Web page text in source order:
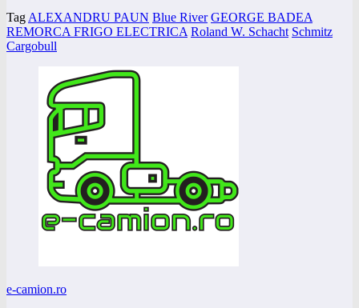
Tag ALEXANDRU PAUN Blue River GEORGE BADEA
REMORCA FRIGO ELECTRICA Roland W. Schacht Schmitz
Cargobull
e-camion.ro